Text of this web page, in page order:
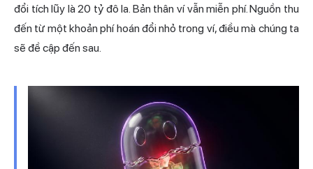
đổi tích lũy là 20 tỷ đô la. Bản thân ví vẫn miễn phí. Nguồn thu
đến từ một khoản phí hoán đổi nhỏ trong ví, điều mà chúng ta
sẽ đề cập đến sau.